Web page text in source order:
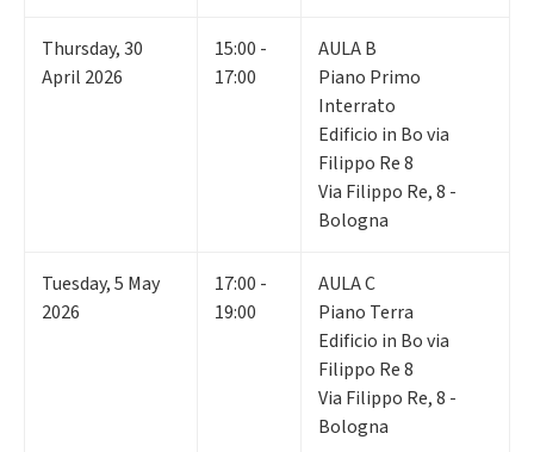
Thursday,30
April 2026
15:00 -
17:00
AULA B
Piano Primo
Interrato
Edificio in Bo via
Filippo Re 8
Via Filippo Re, 8 -
Bologna
Tuesday,5 May
2026
17:00 -
19:00
AULA C
Piano Terra
Edificio in Bo via
Filippo Re 8
Via Filippo Re, 8 -
Bologna